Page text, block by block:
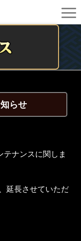
らせ
ナンスに関しま
延長させていただ